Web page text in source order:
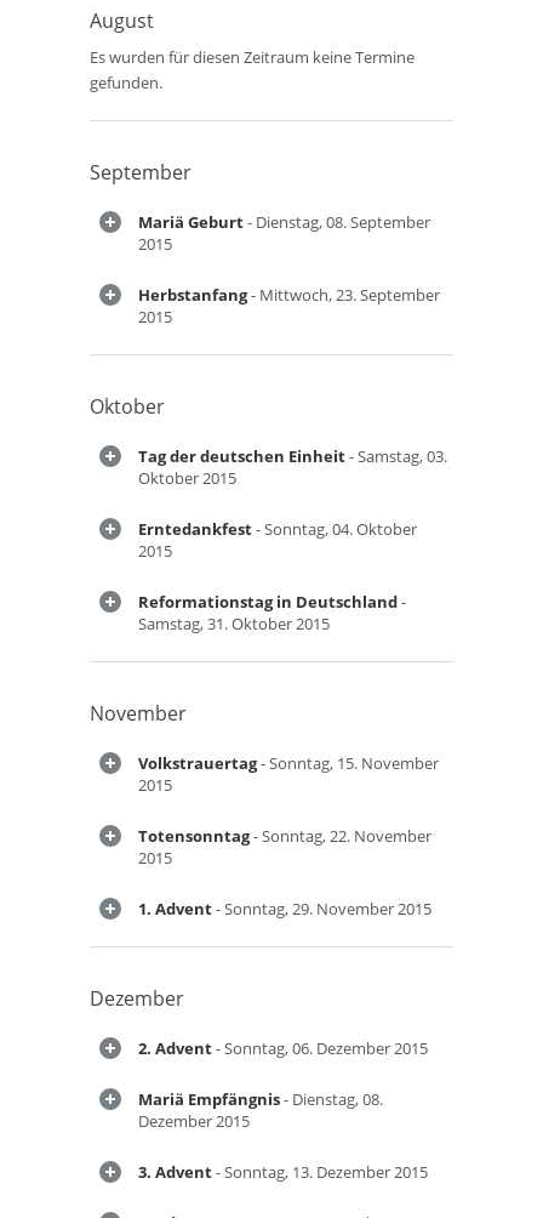
August
Es wurden für diesen Zeitraum keine Termine
gefunden.
September
Mariä Geburt- Dienstag, 08. September
2015
Herbstanfang- Mittwoch, 23. September
2015
Oktober
Tag der deutschen Einheit- Samstag, 03.
Oktober 2015
Erntedankfest- Sonntag, 04. Oktober
2015
Reformationstag in Deutschland-
Samstag, 31. Oktober 2015
November
Volkstrauertag- Sonntag, 15. November
2015
Totensonntag- Sonntag, 22. November
2015
1. Advent- Sonntag, 29. November 2015
Dezember
2. Advent- Sonntag, 06. Dezember 2015
Mariä Empfängnis- Dienstag, 08.
Dezember 2015
3. Advent- Sonntag, 13. Dezember 2015